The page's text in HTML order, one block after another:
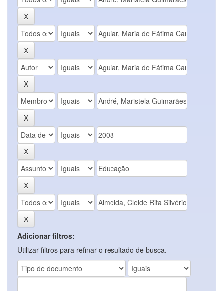
Adicionar filtros:
Utilizar filtros para refinar o resultado de busca.